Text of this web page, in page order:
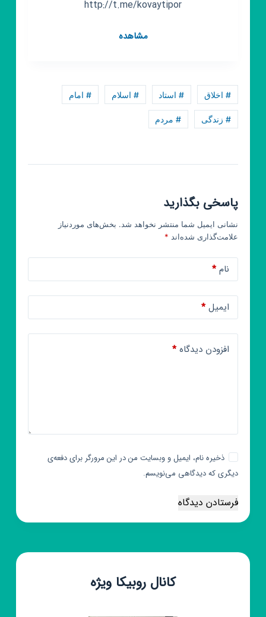
http://t.me/kovaytipor
مشاهدهکانال
# اخلاق # استاد # اسلام # امام
# زندگی # مردم
پاسخی بگذارید
نشانی ایمیل شما منتشر نخواهد شد. بخش‌های موردنیاز
علامت‌گذاری شده‌اند *
نام*
ایمیل*
افزودن دیدگاه*
ذخیره نام، ایمیل و وبسایت من در این مرورگر برای دفعه‌ی
دیگری که دیدگاهی می‌نویسم.
فرستادن دیدگاه
کانال روبیکا ویژه